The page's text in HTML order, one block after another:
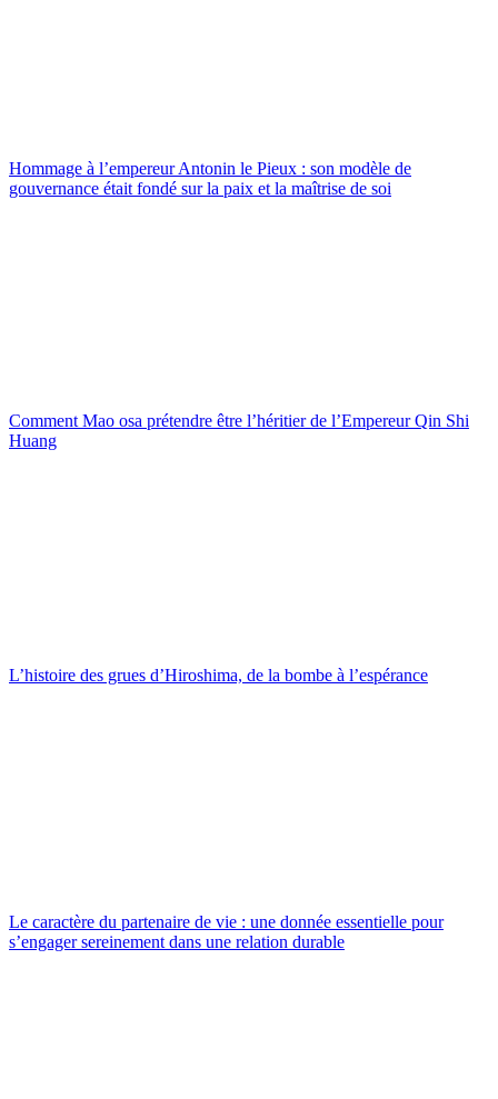
Hommage à l’empereur Antonin le Pieux : son modèle de
gouvernance était fondé sur la paix et la maîtrise de soi
Comment Mao osa prétendre être l’héritier de l’Empereur Qin Shi
Huang
L’histoire des grues d’Hiroshima, de la bombe à l’espérance
Le caractère du partenaire de vie : une donnée essentielle pour
s’engager sereinement dans une relation durable